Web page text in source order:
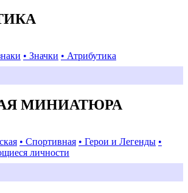
• Значки • Атрибутика
МИНИАТЮРА
• Спортивная • Герои и Легенды •
личности